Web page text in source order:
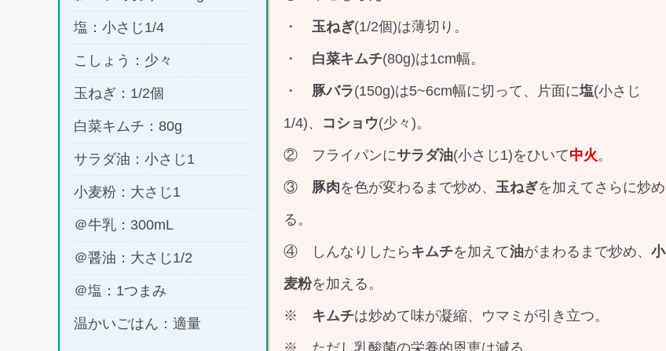
塩：小さじ1/4
こしょう：少々
玉ねぎ：1/2個
白菜キムチ：80g
サラダ油：小さじ1
小麦粉：大さじ1
＠牛乳：300mL
＠醤油：大さじ1/2
＠塩：1つまみ
温かいごはん：適量
・ 玉ねぎ(1/2個)は薄切り。
・ 白菜キムチ(80g)は1cm幅。
・ 豚バラ(150g)は5~6cm幅に切って、片面に塩(小さじ
1/4)、 コショウ(少々)。
② フライパンにサラダ油(小さじ1)をひいて中火。
③ 豚肉を色が変わるまで炒め、 玉ねぎを加えてさらに炒め
る。
④ しんなりしたら キムチを加えて油がまわるまで炒め、 小
麦粉を加える。
※ キムチは炒めて味が凝縮、ウマミが引き立つ。
※ ただし乳酸菌の栄養的恩恵は減る。